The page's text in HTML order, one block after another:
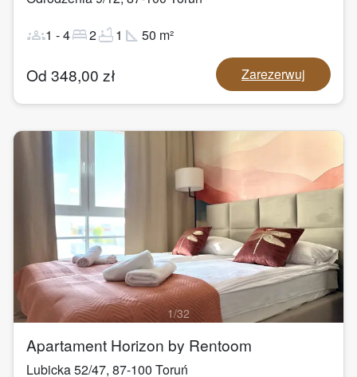
groups1 -4bed2bathtub1 square_foot 50 m²
Od 348,00 zł Zarezerwuj
1/32
Apartament Horizon by Rentoom
Lubicka 52/47, 87-100 Toruń